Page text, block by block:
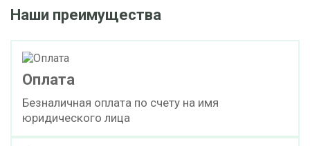
Наши преимущества
Оплата
Безналичная оплата по счету на имя
юридического лица